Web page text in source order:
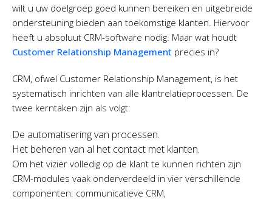
wilt u uw doelgroep goed kunnen bereiken en uitgebreide
ondersteuning bieden aan toekomstige klanten. Hiervoor
heeft u absoluut CRM-software nodig. Maar wat houdt
Customer Relationship Management precies in?
CRM, ofwel Customer Relationship Management, is het
systematisch inrichten van alle klantrelatieprocessen. De
twee kerntaken zijn als volgt:
De automatisering van processen.
Het beheren van al het contact met klanten.
Om het vizier volledig op de klant te kunnen richten zijn
CRM-modules vaak onderverdeeld in vier verschillende
componenten: communicatieve CRM,